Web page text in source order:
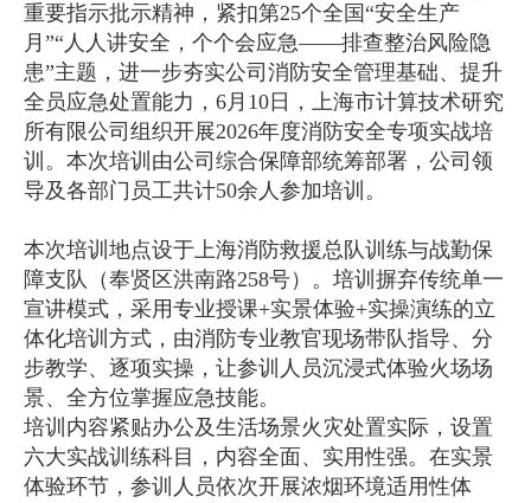
重要指示批示精神，紧扣第25个全国“安全生产
月”“人人讲安全，个个会应急——排查整治风险隐
患”主题，进一步夯实公司消防安全管理基础、提升
全员应急处置能力，6月10日，上海市计算技术研究
所有限公司组织开展2026年度消防安全专项实战培
训。本次培训由公司综合保障部统筹部署，公司领
导及各部门员工共计50余人参加培训。
本次培训地点设于上海消防救援总队训练与战勤保
障支队（奉贤区洪南路258号）。培训摒弃传统单一
宣讲模式，采用专业授课+实景体验+实操演练的立
体化培训方式，由消防专业教官现场带队指导、分
步教学、逐项实操，让参训人员沉浸式体验火场场
景、全方位掌握应急技能。
培训内容紧贴办公及生活场景火灾处置实际，设置
六大实战训练科目，内容全面、实用性强。在实景
体验环节，参训人员依次开展浓烟环境适用性体